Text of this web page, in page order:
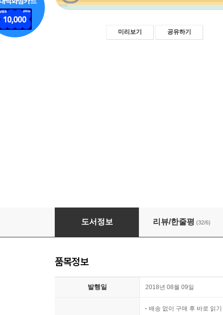
미리보기 공유하기
우리 아이의 읽기, 쓰기, 말하기
도서정보 리뷰/한줄평 (32/6)
품목정보
발행일 2018년 08월 09일
배송 없이 구매 후 바로 읽기